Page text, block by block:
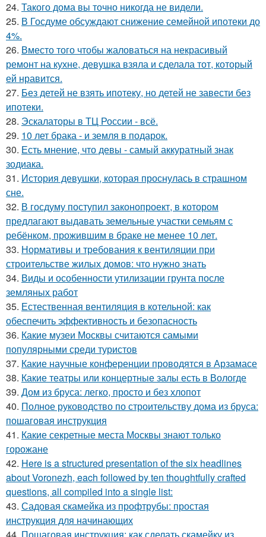
24. Такого дома вы точно никогда не видели.
25. В Госдуме обсуждают снижение семейной ипотеки до
4%.
26. Вместо того чтобы жаловаться на некрасивый
ремонт на кухне, девушка взяла и сделала тот, который
ей нравится.
27. Без детей не взять ипотеку, но детей не завести без
ипотеки.
28. Эскалаторы в ТЦ России - всё.
29. 10 лет брака - и земля в подарок.
30. Есть мнение, что девы - самый аккуратный знак
зодиака.
31. История девушки, которая проснулась в страшном
сне.
32. В госдуму поступил законопроект, в котором
предлагают выдавать земельные участки семьям с
ребёнком, прожившим в браке не менее 10 лет.
33. Нормативы и требования к вентиляции при
строительстве жилых домов: что нужно знать
34. Виды и особенности утилизации грунта после
земляных работ
35. Естественная вентиляция в котельной: как
обеспечить эффективность и безопасность
36. Какие музеи Москвы считаются самыми
популярными среди туристов
37. Какие научные конференции проводятся в Арзамасе
38. Какие театры или концертные залы есть в Вологде
39. Дом из бруса: легко, просто и без хлопот
40. Полное руководство по строительству дома из бруса:
пошаговая инструкция
41. Какие секретные места Москвы знают только
горожане
42. Here is a structured presentation of the six headlines
about Voronezh, each followed by ten thoughtfully crafted
questions, all compiled into a single list:
43. Садовая скамейка из профтрубы: простая
инструкция для начинающих